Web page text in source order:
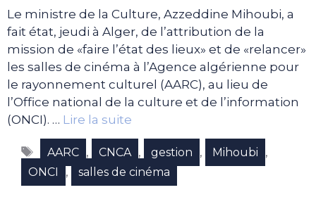
Le ministre de la Culture, Azzeddine Mihoubi, a
fait état, jeudi à Alger, de l’attribution de la
mission de «faire l’état des lieux» et de «relancer»
les salles de cinéma à l’Agence algérienne pour
le rayonnement culturel (AARC), au lieu de
l’Office national de la culture et de l’information
(ONCI). … Lire la suite
Étiquettes
AARC , CNCA , gestion , Mihoubi ,
ONCI , salles de cinéma